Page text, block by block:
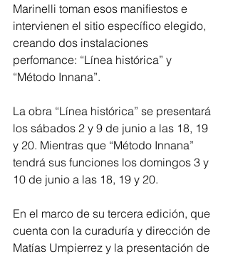
Marinelli toman esos manifiestos e
intervienen el sitio específico elegido,
creando dos instalaciones
perfomance: “Línea histórica” y
“Método Innana”.
La obra “Línea histórica” se presentará
los sábados 2 y 9 de junio a las 18, 19
y 20. Mientras que “Método Innana”
tendrá sus funciones los domingos 3 y
10 de junio a las 18, 19 y 20.
En el marco de su tercera edición, que
cuenta con la curaduría y dirección de
Matías Umpierrez y la presentación de